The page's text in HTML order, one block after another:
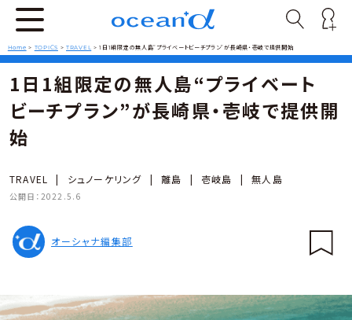
Home > TOPICS >TRAVEL >1日1組限定の無人島“プライベートビーチプラン”が長崎県・壱岐で提供開始
1日1組限定の無人島“プライベート
ビーチプラン”が長崎県・壱岐で提供開
始
TRAVEL | シュノーケリング | 離島 | 壱岐島 | 無人島
公開日： 2022.5.6
オーシャナ編集部